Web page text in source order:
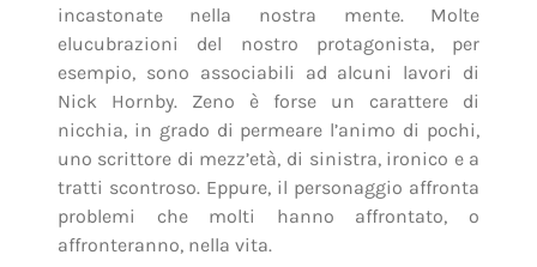
incastonate nella nostra mente. Molte
elucubrazioni del nostro protagonista, per
esempio, sono associabili ad alcuni lavori di
Nick Hornby. Zeno è forse un carattere di
nicchia, in grado di permeare l’animo di pochi,
uno scrittore di mezz’età, di sinistra, ironico e a
tratti scontroso. Eppure, il personaggio affronta
problemi che molti hanno affrontato, o
affronteranno, nella vita.